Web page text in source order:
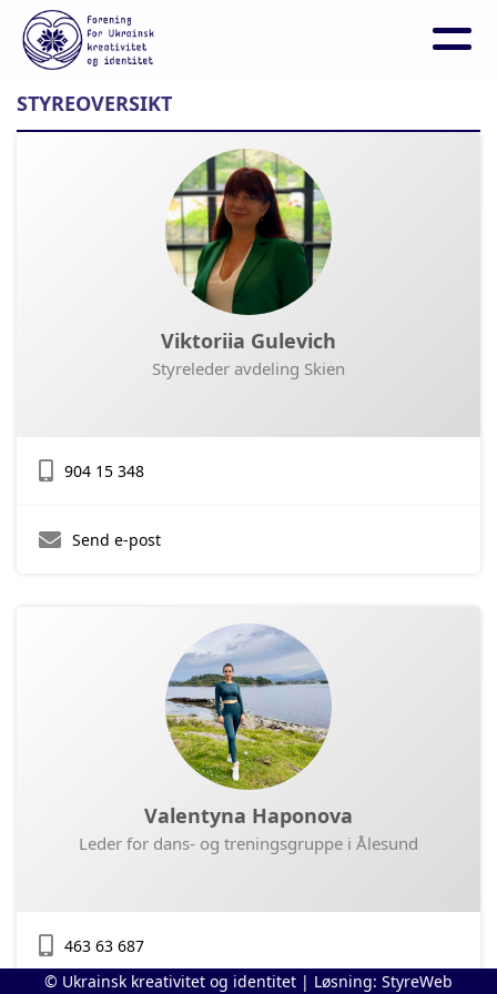
STYREOVERSIKT
Viktoriia Gulevich
Styreleder avdeling Skien
904 15 348
Send e-post
Valentyna Haponova
Leder for dans- og treningsgruppe i Ålesund
463 63 687
© Ukrainsk kreativitet og identitet | Løsning: StyreWeb